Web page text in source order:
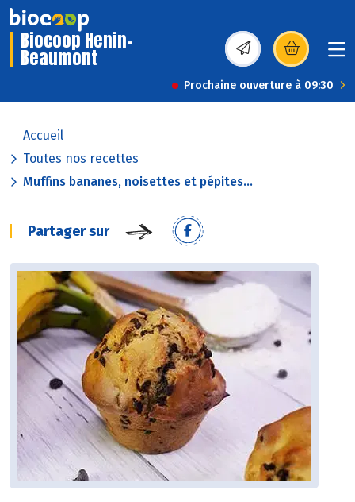
Biocoop Henin-
Beaumont (s’ouvre dans une
Prochaine ouverture à 09:30
Accueil
Toutes nos recettes
Muffins bananes, noisettes et pépites...
Partager sur